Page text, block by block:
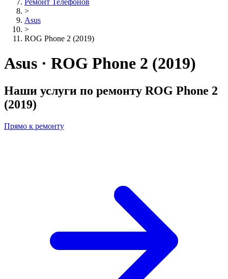
Ремонт Телефонов
>
Asus
>
ROG Phone 2 (2019)
Asus · ROG Phone 2 (2019)
Наши услуги по ремонту ROG Phone 2
(2019)
Прямо к ремонту